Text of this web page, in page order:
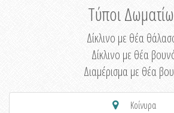
Τύποι
Δίκλινο με θέα
Δίκλινο με θέα
Διαμέρισμα με θέα
Κοίνυρα